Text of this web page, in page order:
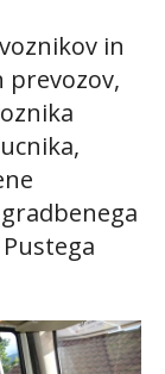
in
prevozov,